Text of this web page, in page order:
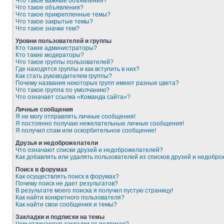
Что такое объявления?
Что такое прикрепленные темы?
Что такое закрытые темы?
Что такое значки тем?
Уровни пользователей и группы
Кто такие администраторы?
Кто такие модераторы?
Что такое группы пользователей?
Где находятся группы и как вступить в них?
Как стать руководителем группы?
Почему названия некоторых групп имеют разные цвета?
Что такое группа по умолчанию?
Что означает ссылка «Команда сайта»?
Личные сообщения
Я не могу отправлять личные сообщения!
Я постоянно получаю нежелательные личные сообщения!
Я получил спам или оскорбительное сообщение!
Друзья и недоброжелатели
Что означают списки друзей и недоброжелателей?
Как добавлять или удалять пользователей из списков друзей и
Поиск в форумах
Как осуществлять поиск в форумах?
Почему поиск не дает результатов?
В результате моего поиска я получил пустую страницу!
Как найти конкретного пользователя?
Как найти свои сообщения и темы?
Закладки и подписки на темы